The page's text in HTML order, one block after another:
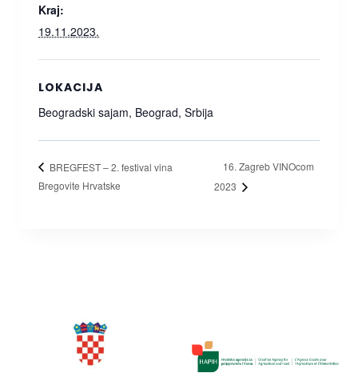
Kraj:
19.11.2023.
LOKACIJA
Beogradski sajam, Beograd, Srbija
BREGFEST – 2. festival vina
Bregovite Hrvatske
16. Zagreb VINOcom
2023